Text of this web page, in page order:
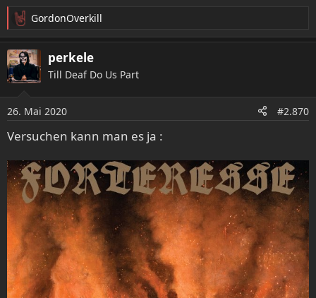
R
e
a
k
t
n
e
n
:
GordonOverkill
perkele
Till Deaf Do Us Part
26. Mai 2020 #2.870
Versuchen kann man es ja :